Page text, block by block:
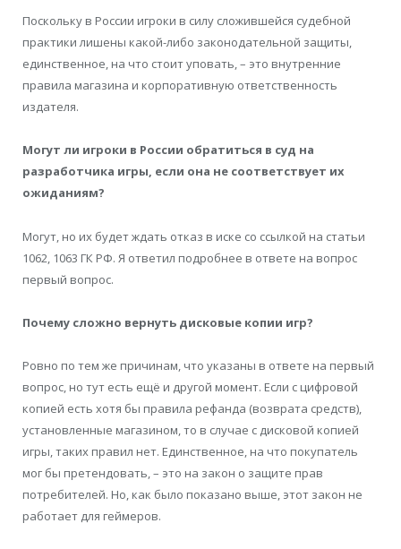
Поскольку в России игроки в силу сложившейся судебной
практики лишены какой-либо законодательной защиты,
единственное, на что стоит уповать, – это внутренние
правила магазина и корпоративную ответственность
издателя.
Могут ли игроки в России обратиться в суд на
разработчика игры, если она не соответствует их
ожиданиям?
Могут, но их будет ждать отказ в иске со ссылкой на статьи
1062, 1063 ГК РФ. Я ответил подробнее в ответе на вопрос
первый вопрос.
Почему сложно вернуть дисковые копии игр?
Ровно по тем же причинам, что указаны в ответе на первый
вопрос, но тут есть ещё и другой момент. Если с цифровой
копией есть хотя бы правила рефанда (возврата средств),
установленные магазином, то в случае с дисковой копией
игры, таких правил нет. Единственное, на что покупатель
мог бы претендовать, – это на закон о защите прав
потребителей. Но, как было показано выше, этот закон не
работает для геймеров.